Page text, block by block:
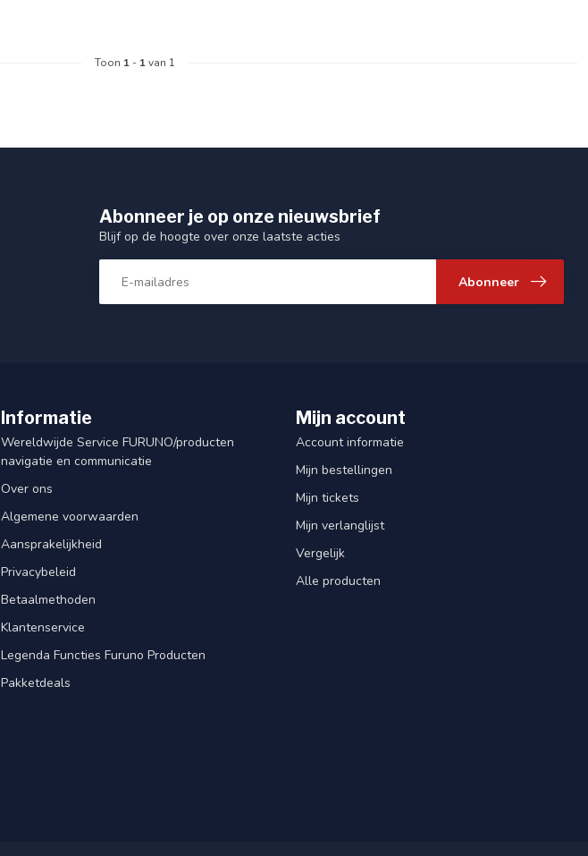
Toon 1 - 1van 1
Abonneer je op onze nieuwsbrief
Blijf op de hoogte over onze laatste acties
Abonneer
Informatie
Wereldwijde Service FURUNO/producten
navigatie en communicatie
Over ons
Algemene voorwaarden
Aansprakelijkheid
Privacybeleid
Betaalmethoden
Klantenservice
Legenda Functies Furuno Producten
Pakketdeals
Mijn account
Account informatie
Mijn bestellingen
Mijn tickets
Mijn verlanglijst
Vergelijk
Alle producten